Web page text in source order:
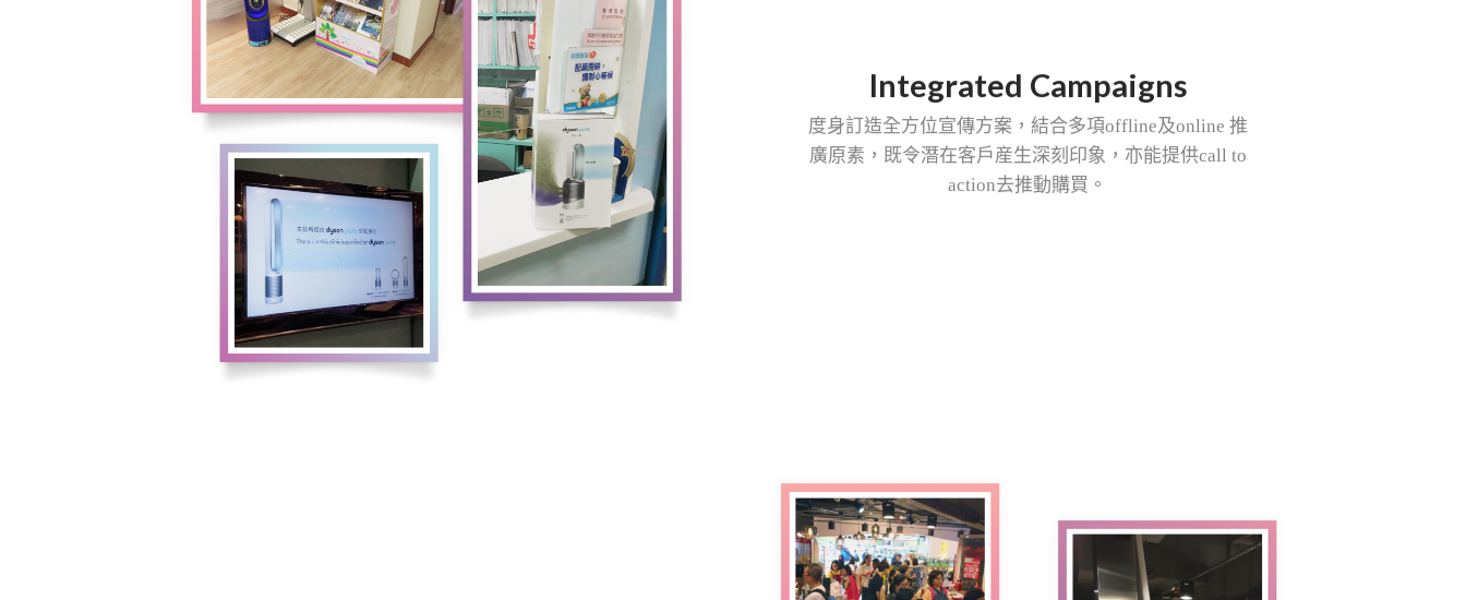
Integrated Campaigns
度身訂造全方位宣傳方案，結合多項offline及online 推
廣原素，既令潛在客戶産生深刻印象，亦能提供call to
action去推動購買。